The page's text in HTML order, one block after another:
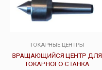
ТОКАРНЫЕ ЦЕНТРЫ
ВРАЩАЮЩИЙСЯ ЦЕНТР ДЛЯ
ТОКАРНОГО СТАНКА